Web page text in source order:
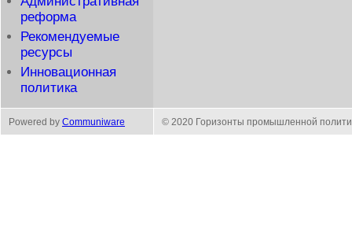
реформа
Рекомендуемые
ресурсы
Инновационная
политика
Powered by Communiware © 2020 Горизонты промышленной